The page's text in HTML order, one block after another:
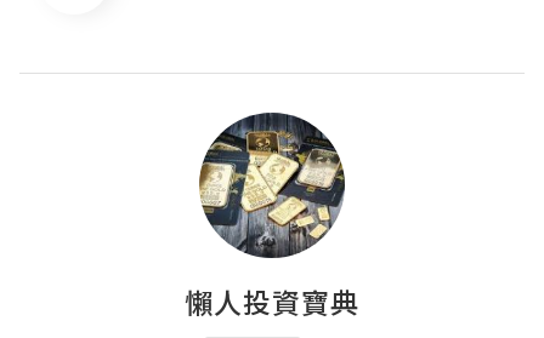
懶人投資寶典